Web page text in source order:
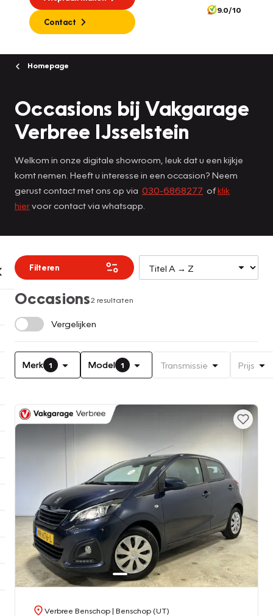
Contact
9.0/10
Homepage
Occasions bij Vakgarage
Verbree IJsselstein
Welkom in onze digitale showroom, leuk dat u een kijkje
komt nemen. Heeft u interesse in een occasion? Neem
gerust contact met ons op via 030-6868277 ofklik
hiervoor contact via whatsapp.
Filteren
Occasions2 resultaten
Vergelijken
Merk 1 Model 1 Transmissie Prijs
Verbree Benschop| Benschop (UT)